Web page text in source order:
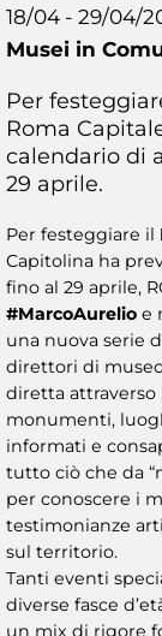
18/04 - 29/04/
Musei in
Per
Roma
calendario di
29 aprile.
Per festeggiare il
Capitolina ha
fino al 29 aprile,
#MarcoAurelio e
una nuova serie
direttori di
diretta attraverso
monumenti,
informati e
tutto ciò che da
per conoscere i
testimonianze
sul territorio.
Tanti eventi
diverse fasce